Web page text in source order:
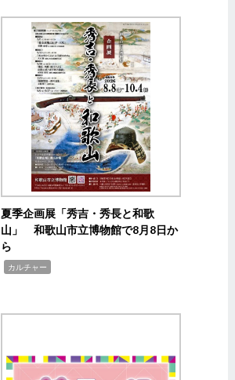
夏季企画展「秀吉・秀長と和歌
山」 和歌山市立博物館で8月8日か
ら
カルチャー